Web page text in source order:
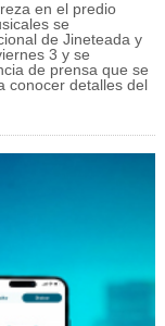
en el predio
se
de Jineteada y
3 y se
de prensa que se
conocer detalles del